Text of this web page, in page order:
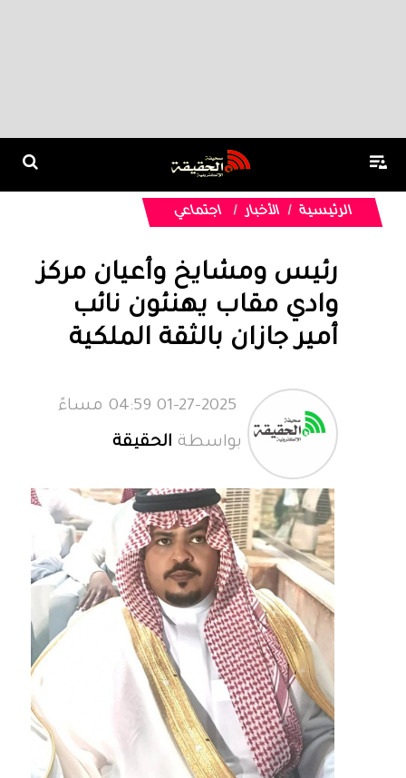
الرئيسية الأخبار اجتماعي
رئيس ومشايخ وأعيان مركز
وادي مقاب يهنئون نائب
أمير جازان بالثقة الملكية
بواسطة الحقيقة